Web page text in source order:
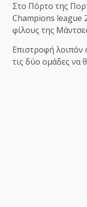
Στο Πόρτο της
Champions league
φίλους της
Επιστροφή λοιπόν
τις δύο ομάδες να